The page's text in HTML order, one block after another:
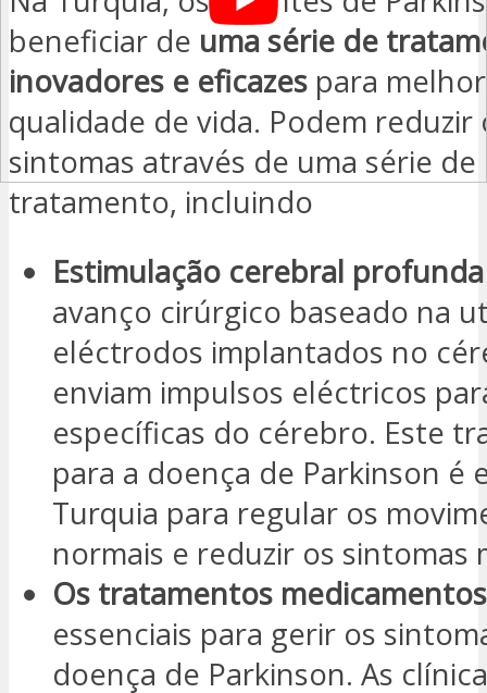
beneficiar de uma série de
inovadores e eficazes para
qualidade de vida. Podem reduzir
sintomas através de uma série
tratamento, incluindo
Estimulação cerebral profunda
avanço cirúrgico baseado na
eléctrodos implantados no
enviam impulsos eléctricos
específicas do cérebro. Este
para a doença de Parkinson é
Turquia para regular os
normais e reduzir os sintomas
Os tratamentos
essenciais para gerir os
doença de Parkinson. As